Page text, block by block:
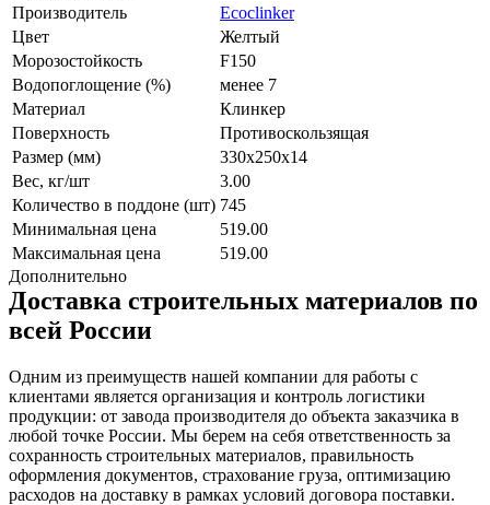
Производитель
Ecoclinker
Цвет
Желтый
Морозостойкость
F150
Водопоглощение (%)
менее 7
Материал
Клинкер
Поверхность
Противоскользящая
Размер (мм)
330x250x14
Вес, кг/шт
3.00
Количество в поддоне (шт) 745
Минимальная цена
519.00
Максимальная цена
519.00
Дополнительно
Доставка строительных материалов по
всей России
Одним из преимуществ нашей компании для работы с
клиентами является организация и контроль логистики
продукции: от завода производителя до объекта заказчика в
любой точке России. Мы берем на себя ответственность за
сохранность строительных материалов, правильность
оформления документов, страхование груза, оптимизацию
расходов на доставку в рамках условий договора поставки.